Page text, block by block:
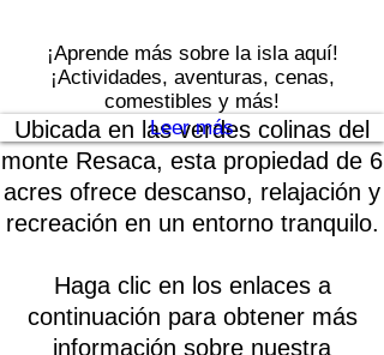
¡Aprende más sobre la isla aquí!
¡Actividades, aventuras, cenas,
comestibles y más!
Leer más
Ubicada en las verdes colinas del
monte Resaca, esta propiedad de 6
acres ofrece descanso, relajación y
recreación en un entorno tranquilo.
Haga clic en los enlaces a
continuación para obtener más
información sobre nuestra